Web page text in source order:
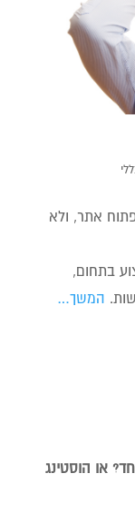
אתר, ולא
בתחום,
המשך…
או הוסטינג